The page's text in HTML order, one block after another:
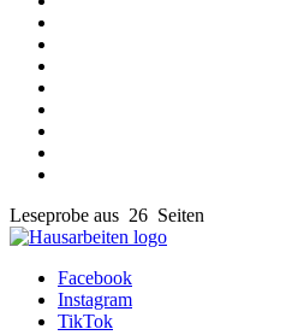
Leseprobe aus 26 Seiten
Facebook
Instagram
TikTok